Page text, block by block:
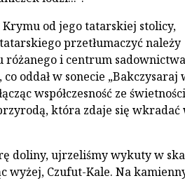
od jego tatarskiej stolicy,
przetłumaczyć należy
różanego i centrum
oddał w sonecie „Bakczysaraj
współczesność ze
która zdaje się wkradać
doliny, ujrzeliśmy wykuty w
wyżej, Czufut-Kale. Na